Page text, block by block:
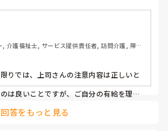
止でいいよとのこと。このことを上司
した。
ことを伝える時は、有休をとるから
ないこと。「中止にさせてもらうこと
て。
, 介護福祉士, サービス提供責任者, 訪問介護, 障害
りでは、上司さんの注意内容は正しいと
は良いことですが、ご自分の有給を理由
者がもかさんのことを信頼されてるんで
回答をもっと見る